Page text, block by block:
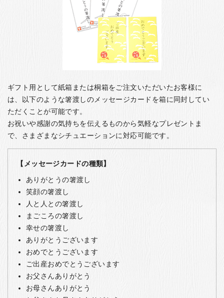
ギフト用として紙箱または桐箱をご注文いただいたお客様に
は、以下のような箸渡しのメッセージカードを箱に同封してい
ただくことが可能です。
お祝いや感謝の気持ちを伝えるものから気軽なプレゼントま
で、さまざまなシチュエーションに対応可能です。
【メッセージカードの種類】
ありがとうの箸渡し
笑顔の箸渡し
人と人との箸渡し
まごころの箸渡し
幸せの箸渡し
ありがとうございます
おめでとうございます
ご出産おめでとうございます
お父さんありがとう
お母さんありがとう